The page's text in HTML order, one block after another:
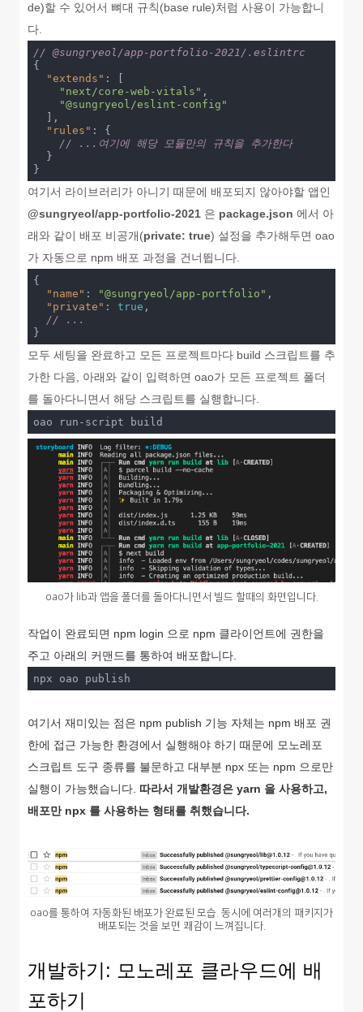
de)할 수 있어서 뼈대 규칙(base rule)처럼 사용이 가능합니
다.
// @sungryeol/app-portfolio-2021/.eslintrc
{
"extends" : [
"next/core-web-vitals" ,
"@sungryeol/eslint-config"
"rules" : {
// ...여기에 해당 모듈만의 규칙을 추가한다
여기서 라이브러리가 아니기 때문에 배포되지 않아야할 앱인
@sungryeol/app-portfolio-2021 은 package.json 에서 아
래와 같이 배포 비공개(private: true) 설정을 추가해두면 oao
가 자동으로 npm 배포 과정을 건너뜁니다.
{
"name" : "@sungryeol/app-portfolio" ,
"private" : true ,
// ...
모두 세팅을 완료하고 모든 프로젝트마다 build 스크립트를 추
가한 다음, 아래와 같이 입력하면 oao가 모든 프로젝트 폴더
를 돌아다니면서 해당 스크립트를 실행합니다.
oao run-script build
oao가 lib과 앱을 폴더를 돌아다니면서 빌드 할때의 화면입니다.
작업이 완료되면 npm login 으로 npm 클라이언트에 권한을
주고 아래의 커맨드를 통하여 배포합니다.
npx oao publish
여기서 재미있는 점은 npm publish 기능 자체는 npm 배포 권
한에 접근 가능한 환경에서 실행해야 하기 때문에 모노레포
스크립트 도구 종류를 불문하고 대부분 npx 또는 npm 으로만
실행이 가능했습니다. 따라서 개발환경은 yarn 을 사용하고,
배포만 npx 를 사용하는 형태를 취했습니다.
oao를 통하여 자동화된 배포가 완료된 모습. 동시에 여러개의 패키지가
배포되는 것을 보면 쾌감이 느껴집니다.
개발하기: 모노레포 클라우드에 배
포하기